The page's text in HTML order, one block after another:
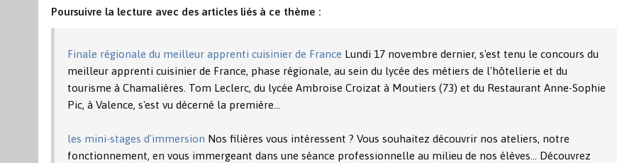
Poursuivre la lecture avec des articles liés à ce thème :
Finale régionale du meilleur apprenti cuisinier de France Lundi 17 novembre dernier, s'est tenu le concours du
meilleur apprenti cuisinier de France, phase régionale, au sein du lycée des métiers de l'hôtellerie et du
tourisme à Chamalières. Tom Leclerc, du lycée Ambroise Croizat à Moutiers (73) et du Restaurant Anne-Sophie
Pic, à Valence, s'est vu décerné la première…
les mini-stages d'immersion Nos filières vous intéressent ? Vous souhaitez découvrir nos ateliers, notre
fonctionnement, en vous immergeant dans une séance professionnelle au milieu de nos élèves... Découvrez